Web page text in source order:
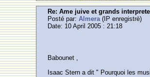
Re: Ame juive et grands
Posté par:Almera(IP enregistrè)
Date: 10 April 2005 : 21:18
Babounet ,
Isaac Stern a dit " Pourquoi les